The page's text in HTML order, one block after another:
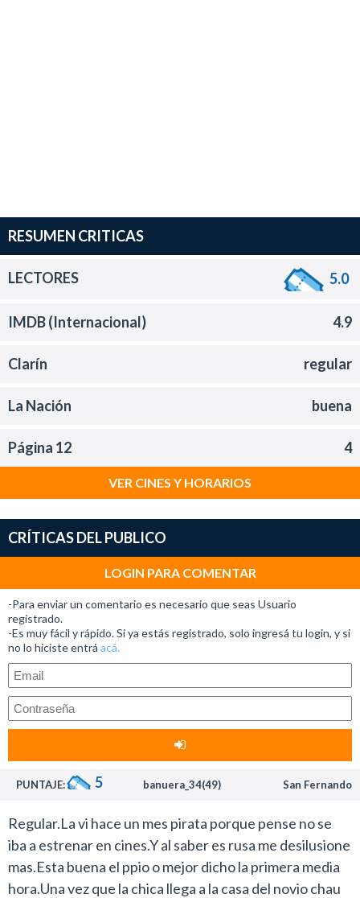
RESUMEN CRITICAS
LECTORES 5.0
IMDB (Internacional) 4.9
Clarín regular
La Nación buena
Página 12 4
VER CINES Y HORARIOS
CRÍTICAS DEL PUBLICO
LOGIN PARA COMENTAR
-Para enviar un comentario es necesario que seas Usuario
registrado.
-Es muy fácil y rápido. Si ya estás registrado, solo ingresá tu login, y si
no lo hiciste entrá acá.
PUNTAJE: 5 banuera_34(49) San Fernando
Regular.La vi hace un mes pirata porque pense no se
iba a estrenar en cines.Y al saber es rusa me desilusione
mas.Esta buena el ppio o mejor dicho la primera media
hora.Una vez que la chica llega a la casa del novio chau